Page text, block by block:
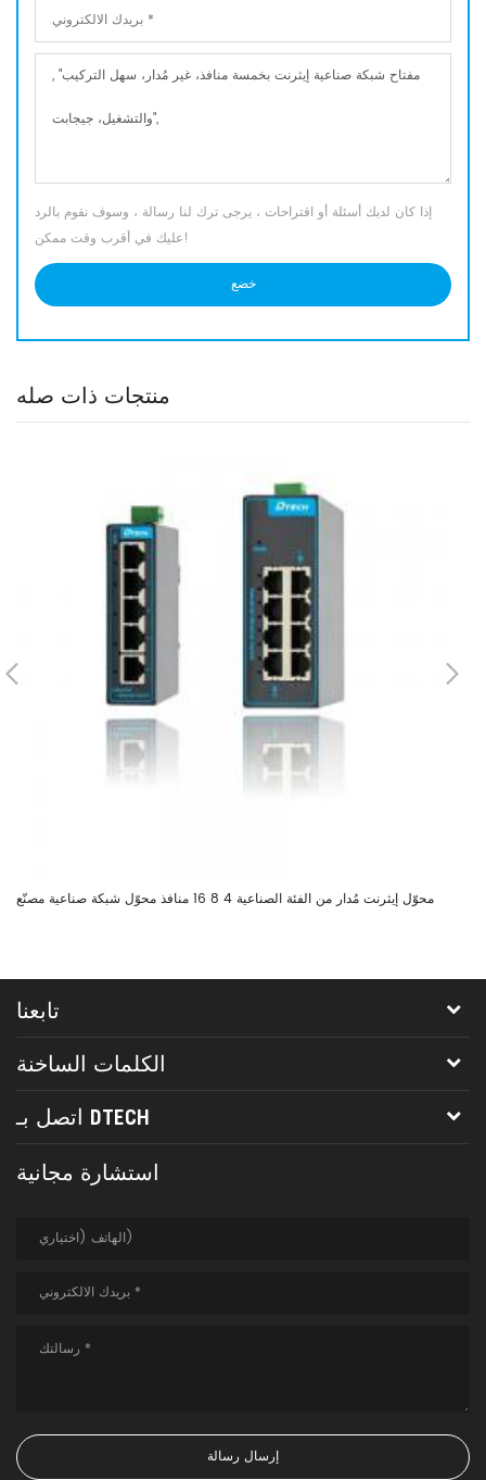
إذا كان لديك أسئلة أو اقتراحات ، يرجى ترك لنا رسالة ، وسوف نقوم بالرد
عليك في أقرب وقت ممكن!
منتجات ذات صله
محوّل إيثرنت مُدار من الفئة الصناعية 4 8 16 منافذ محوّل شبكة صناعية مصنّع
تابعنا
الكلمات الساخنة
اتصل بـ DTECH
استشارة مجانية